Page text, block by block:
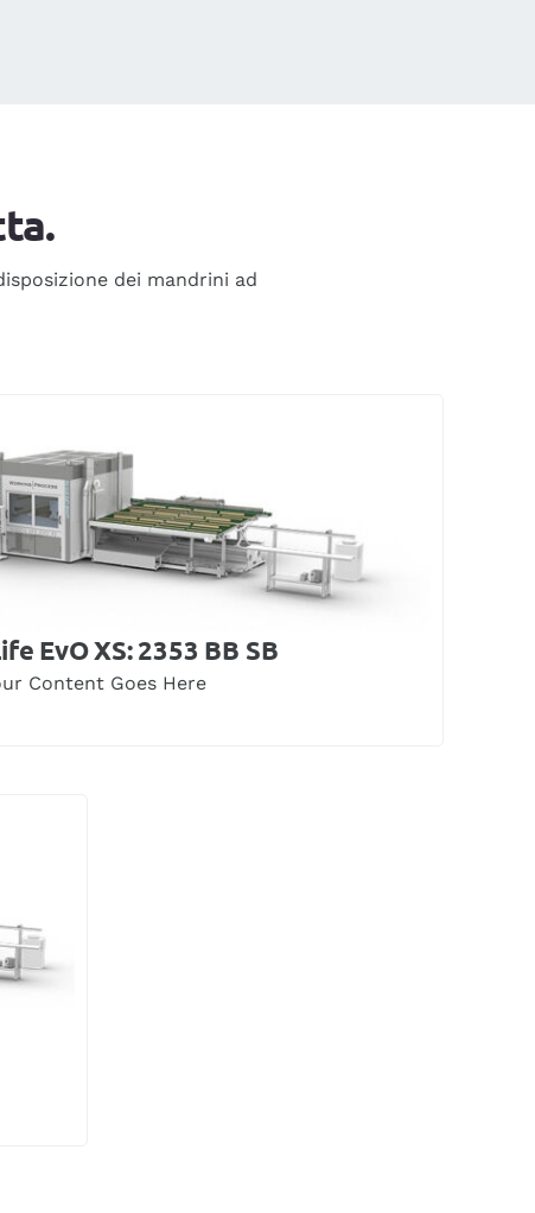
dei mandrini ad
EvO XS: 2353 BB SB
Content Goes Here